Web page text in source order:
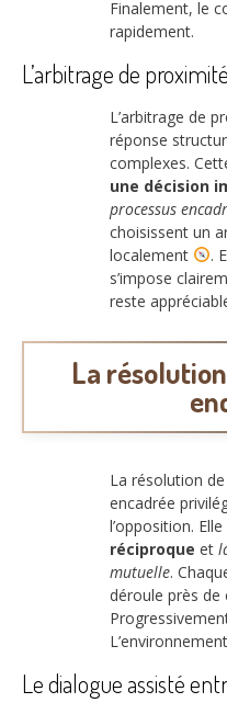
Finalement, le
rapidement.
L’arbitrage de
L’arbitrage de
réponse
complexes.
une décision
processus
choisissent un
localement
.
s’impose
reste
La
La résolution
encadrée
l’opposition.
réciproque et
mutuelle.
déroule près de
Le dialogue assisté